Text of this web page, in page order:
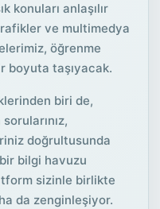
konuları anlaşılır
ve multimedya
öğrenme
boyuta taşıyacak.
biri de,
sorularınız,
doğrultusunda
bilgi havuzu
sizinle birlikte
da zenginleşiyor.